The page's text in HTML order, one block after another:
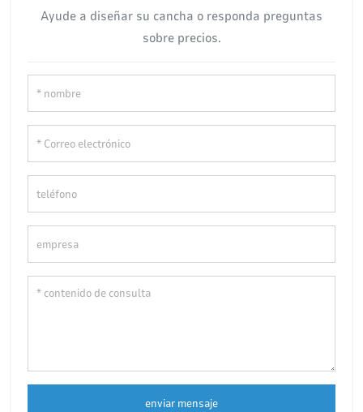
Ayude a diseñar su cancha o responda preguntas
sobre precios.
enviar mensaje